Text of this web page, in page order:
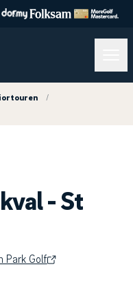
/
- St
Park Golf